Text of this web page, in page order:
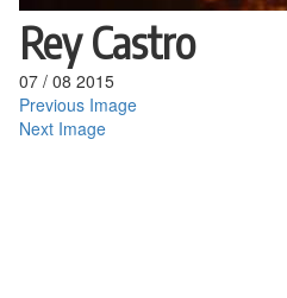
Rey Castro
07 / 08 2015
Previous Image
Next Image